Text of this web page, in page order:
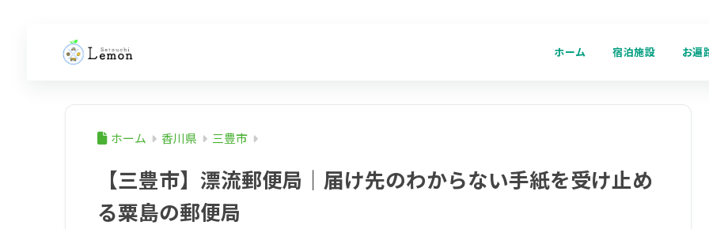
ホーム 宿泊施設 お遍
ホーム 香川県 三豊市
【三豊市】漂流郵便局｜届け先のわからない手紙を受け止め
る粟島の郵便局